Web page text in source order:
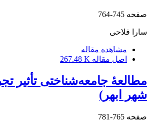
صفحه 745-764
سارا فلاحی
مشاهده مقاله
اصل مقاله 267.48 K
مطالعۀ جامعه‌شناختی
شهر ابهر)
صفحه 765-781